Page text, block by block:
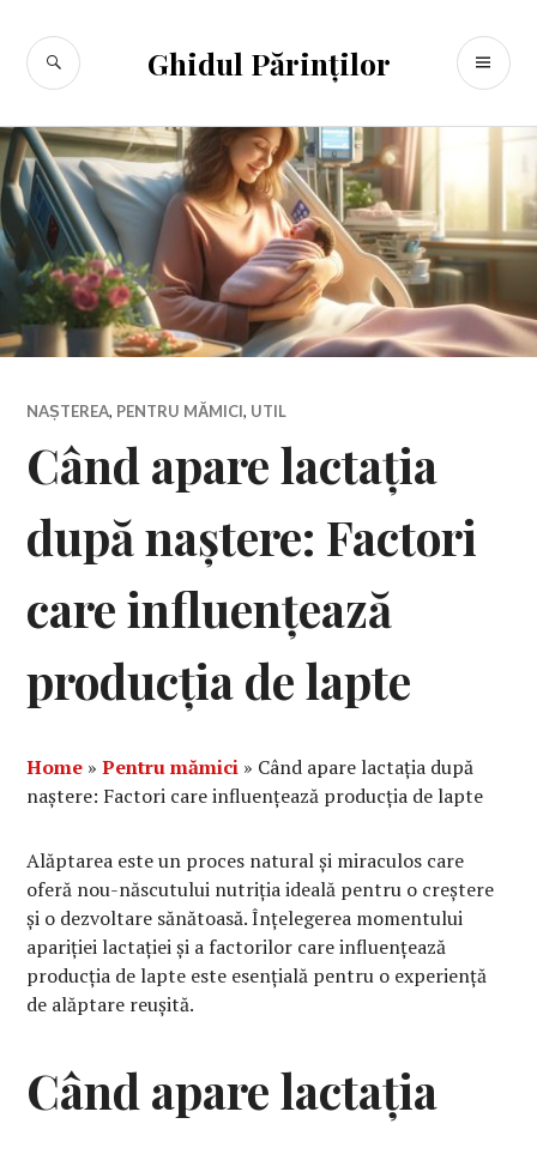
conținut
Ghidul Părinților
CĂUTARE
NAȘTEREA, PENTRU MĂMICI, UTIL
Când apare lactația
după naștere: Factori
care influențează
producția de lapte
Home »Pentru mămici » Când apare lactația după
naștere: Factori care influențează producția de lapte
Alăptarea este un proces natural și miraculos care
oferă nou-născutului nutriția ideală pentru o creștere
și o dezvoltare sănătoasă. Înțelegerea momentului
apariției lactației și a factorilor care influențează
producția de lapte este esențială pentru o experiență
de alăptare reușită.
Când apare lactația